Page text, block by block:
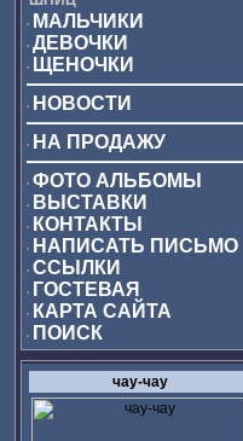
МАЛЬЧИКИ
ДЕВОЧКИ
ЩЕНОЧКИ
НОВОСТИ
НА ПРОДАЖУ
ФОТО АЛЬБОМЫ
ВЫСТАВКИ
КОНТАКТЫ
НАПИСАТЬ ПИСЬМО
ССЫЛКИ
ГОСТЕВАЯ
КАРТА САЙТА
ПОИСК
чау-чау